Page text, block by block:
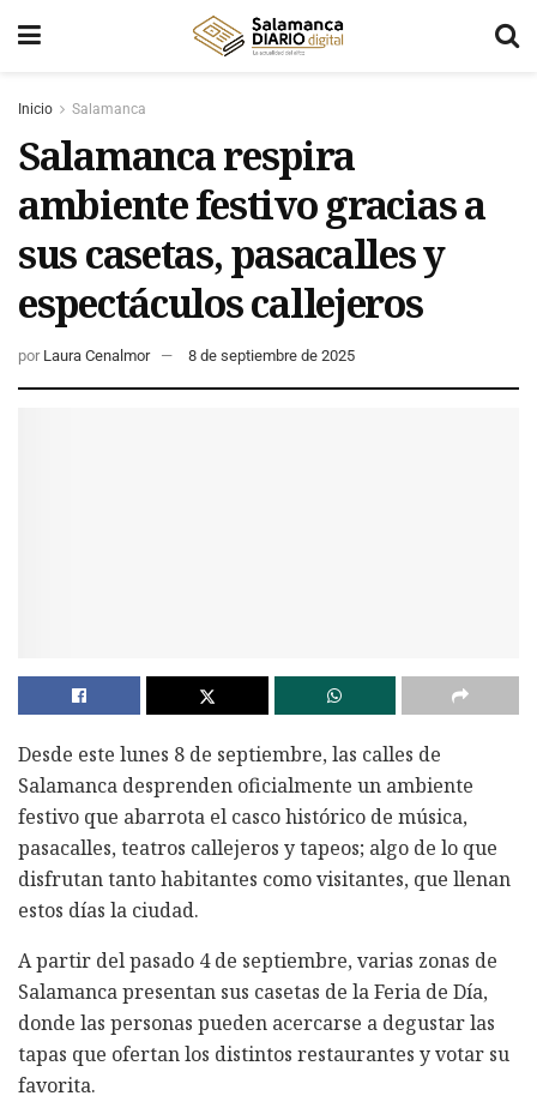
Inicio Salamanca
Salamanca respira
ambiente festivo gracias a
sus casetas, pasacalles y
espectáculos callejeros
por Laura Cenalmor 8 de septiembre de 2025
Desde este lunes 8 de septiembre, las calles de
Salamanca desprenden oficialmente un ambiente
festivo que abarrota el casco histórico de música,
pasacalles, teatros callejeros y tapeos; algo de lo que
disfrutan tanto habitantes como visitantes, que llenan
estos días la ciudad.
A partir del pasado 4 de septiembre, varias zonas de
Salamanca presentan sus casetas de la Feria de Día,
donde las personas pueden acercarse a degustar las
tapas que ofertan los distintos restaurantes y votar su
favorita.